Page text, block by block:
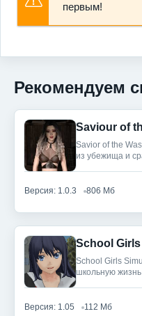
первым!
Рекомендуем
Saviour of
Savior of the
из убежища и
Версия: 1.0.3 806 Мб
School Girls
школьную
Версия: 1.05 112 Мб